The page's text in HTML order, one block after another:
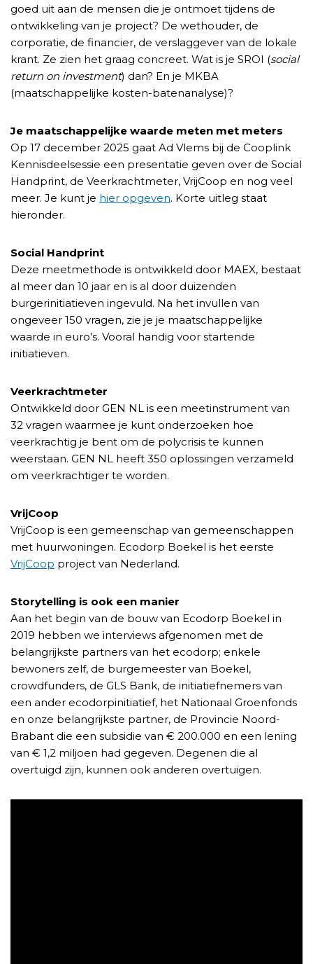
goed uit aan de mensen die je ontmoet tijdens de
ontwikkeling van je project? De wethouder, de
corporatie, de financier, de verslaggever van de lokale
krant. Ze zien het graag concreet. Wat is je SROI (social
return on investment) dan? En je MKBA
(maatschappelijke kosten-batenanalyse)?
Je maatschappelijke waarde meten met meters
Op 17 december 2025 gaat Ad Vlems bij de Cooplink
Kennisdeelsessie een presentatie geven over de Social
Handprint, de Veerkrachtmeter, VrijCoop en nog veel
meer. Je kunt je hier opgeven. Korte uitleg staat
hieronder.
Social Handprint
Deze meetmethode is ontwikkeld door MAEX, bestaat
al meer dan 10 jaar en is al door duizenden
burgerinitiatieven ingevuld. Na het invullen van
ongeveer 150 vragen, zie je je maatschappelijke
waarde in euro’s. Vooral handig voor startende
initiatieven.
Veerkrachtmeter
Ontwikkeld door GEN NL is een meetinstrument van
32 vragen waarmee je kunt onderzoeken hoe
veerkrachtig je bent om de polycrisis te kunnen
weerstaan. GEN NL heeft 350 oplossingen verzameld
om veerkrachtiger te worden.
VrijCoop
VrijCoop is een gemeenschap van gemeenschappen
met huurwoningen. Ecodorp Boekel is het eerste
VrijCoop project van Nederland.
Storytelling is ook een manier
Aan het begin van de bouw van Ecodorp Boekel in
2019 hebben we interviews afgenomen met de
belangrijkste partners van het ecodorp; enkele
bewoners zelf, de burgemeester van Boekel,
crowdfunders, de GLS Bank, de initiatiefnemers van
een ander ecodorpinitiatief, het Nationaal Groenfonds
en onze belangrijkste partner, de Provincie Noord-
Brabant die een subsidie van € 200.000 en een lening
van € 1,2 miljoen had gegeven. Degenen die al
overtuigd zijn, kunnen ook anderen overtuigen.